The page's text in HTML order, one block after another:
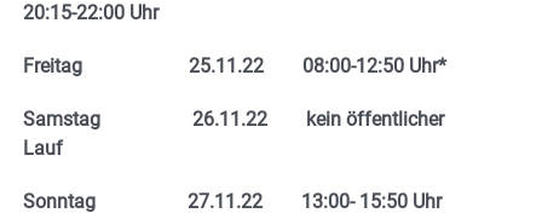
20:15-22:00 Uhr
Freitag 25.11.22 08:00-12:50 Uhr*
Samstag 26.11.22 kein öffentlicher
Lauf
Sonntag 27.11.22 13:00- 15:50 Uhr